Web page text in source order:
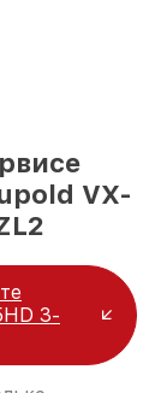
VX-
3-